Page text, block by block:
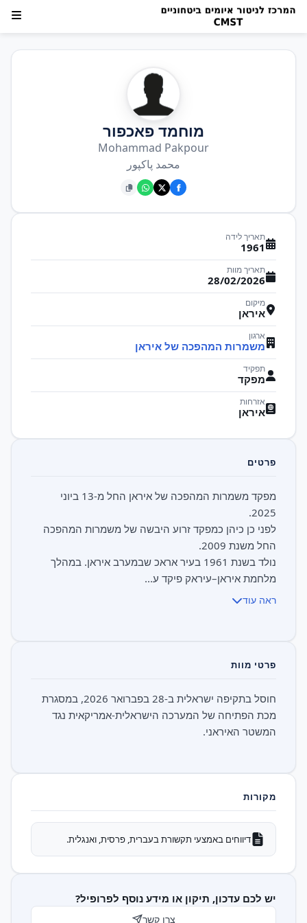
מוחמד פאכפור
Mohammad Pakpour
محمد پاکپور
תאריך לידה
1961
תאריך מוות
28/02/2026
מיקום
איראן
ארגון
משמרות המהפכה של איראן
תפקיד
מפקד
אזרחות
איראן
פרטים
מפקד משמרות המהפכה של איראן החל מ-13 ביוני
לפני כן כיהן כמפקד זרוע היבשה של משמרות המהפכה
נולד בשנת 1961 בעיר אראכ שבמערב איראן. במהלך
מלחמת איראן–עיראק פיקד ע...
ראה עוד
פרטי מוות
חוסל בתקיפה ישראלית ב-28 בפברואר 2026, במסגרת
מכת הפתיחה של המערכה הישראלית-אמריקאית נגד
המשטר האיראני.
מקורות
דיווחים באמצעי תקשורת בעברית, פרסית, ואנגלית.
יש לכם עדכון, תיקון או מידע נוסף לפרופיל?
צרו קשר